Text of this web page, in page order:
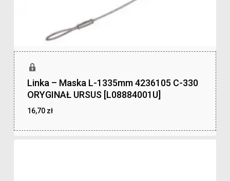
Linka – Maska L-1335mm 4236105 C-330
ORYGINAŁ URSUS [L08884001U]
16,70 zł